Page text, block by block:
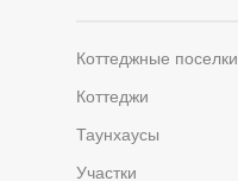
Коттеджные поселки
Коттеджи
Таунхаусы
Участки